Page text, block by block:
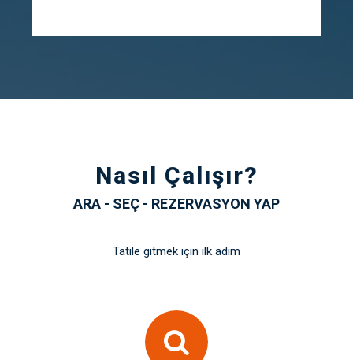
Nasıl Çalışır?
ARA - SEÇ - REZERVASYON YAP
Tatile gitmek için ilk adım